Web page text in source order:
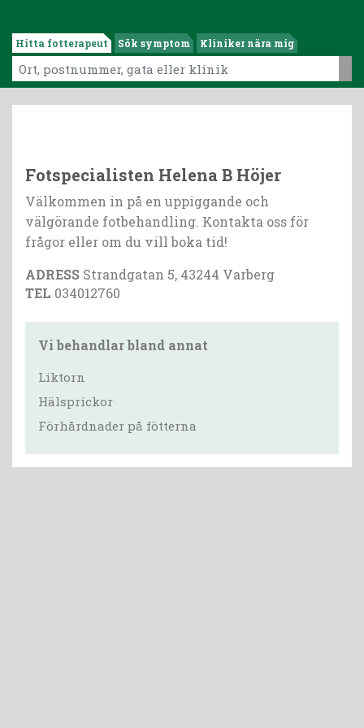
Hitta fotterapeut Sök symptom Kliniker nära mig
Fotspecialisten Helena B Höjer
Välkommen in på en uppiggande och
välgörande fotbehandling. Kontakta oss för
frågor eller om du vill boka tid!
ADRESS Strandgatan 5, 43244 Varberg
TEL 034012760
Vi behandlar bland annat
Liktorn
Hälsprickor
Förhårdnader på fötterna